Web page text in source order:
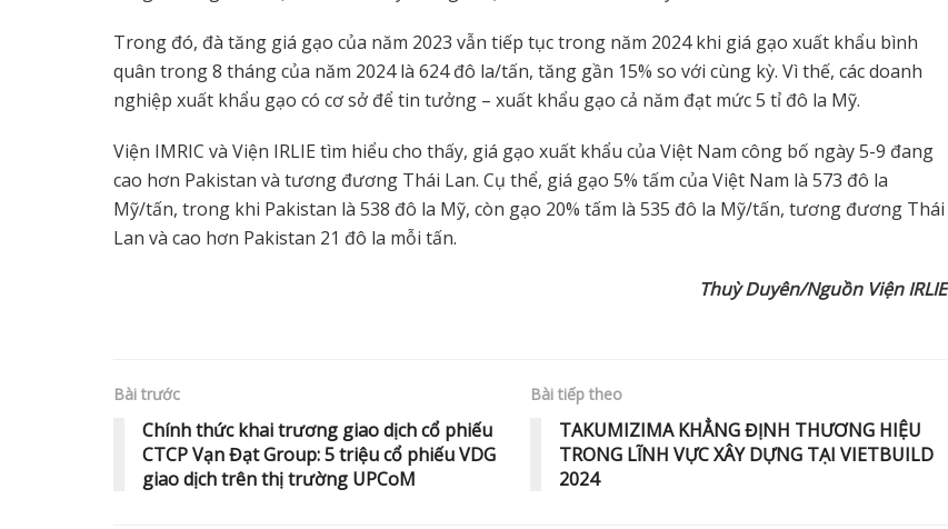
Trong đó, đà tăng giá gạo của năm 2023 vẫn tiếp tục trong năm 2024 khi giá gạo xuất khẩu bình
quân trong 8 tháng của năm 2024 là 624 đô la/tấn, tăng gần 15% so với cùng kỳ. Vì thế, các doanh
nghiệp xuất khẩu gạo có cơ sở để tin tưởng – xuất khẩu gạo cả năm đạt mức 5 tỉ đô la Mỹ.
Viện IMRIC và Viện IRLIE tìm hiểu cho thấy, giá gạo xuất khẩu của Việt Nam công bố ngày 5-9 đang
cao hơn Pakistan và tương đương Thái Lan. Cụ thể, giá gạo 5% tấm của Việt Nam là 573 đô la
Mỹ/tấn, trong khi Pakistan là 538 đô la Mỹ, còn gạo 20% tấm là 535 đô la Mỹ/tấn, tương đương Thái
Lan và cao hơn Pakistan 21 đô la mỗi tấn.
Thuỳ Duyên/Nguồn Viện IRLIE
Bài trước
Chính thức khai trương giao dịch cổ phiếu
CTCP Vạn Đạt Group: 5 triệu cổ phiếu VDG
giao dịch trên thị trường UPCoM
Bài tiếp theo
TAKUMIZIMA KHẲNG ĐỊNH THƯƠNG HIỆU
TRONG LĨNH VỰC XÂY DỰNG TẠI VIETBUILD
2024